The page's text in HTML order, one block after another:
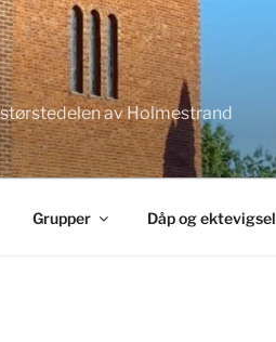
av Holmestrand
Grupper Dåp og ektevigsel